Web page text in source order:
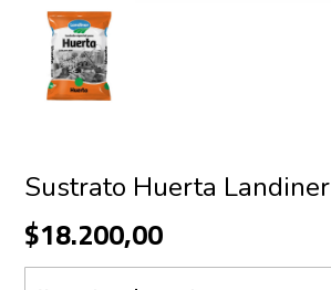
Sustrato Huerta Landiner
$18.200,00